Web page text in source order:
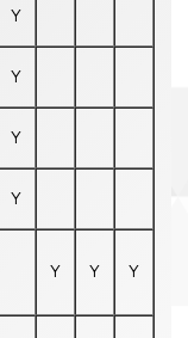
Y
Y
Y
Y
Y Y Y